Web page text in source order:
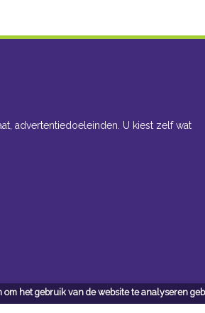
het gebruik van de website te analyseren
ons
advertentiedoeleinden. U kiest zelf wat